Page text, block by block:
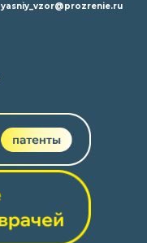
yasniy_vzor@prozrenie.ru